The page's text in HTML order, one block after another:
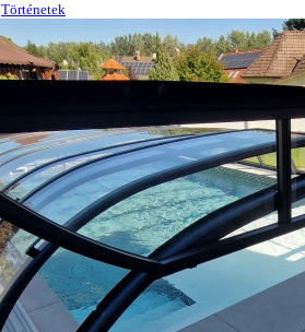
Történetek